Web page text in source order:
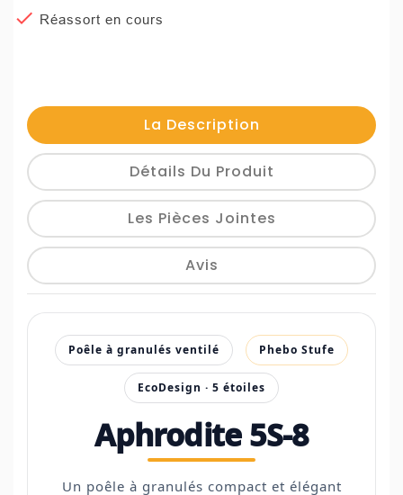
 Réassort en cours
La Description
Détails Du Produit
Les Pièces Jointes
Avis
Poêle à granulés ventilé Phebo Stufe
EcoDesign · 5 étoiles
Aphrodite 5S-8
Un poêle à granulés compact et élégant